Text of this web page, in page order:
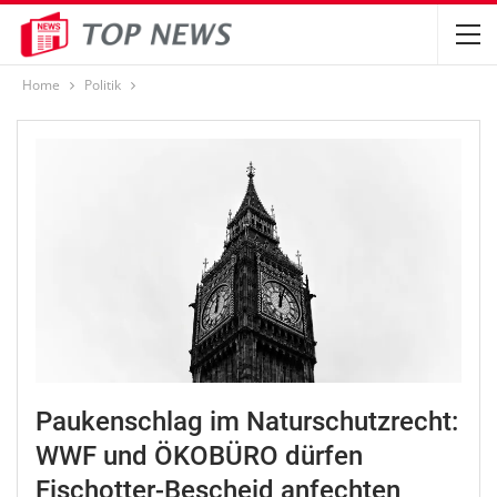
Home Politik
Paukenschlag im Naturschutzrecht:
WWF und ÖKOBÜRO dürfen
Fischotter-Bescheid anfechten